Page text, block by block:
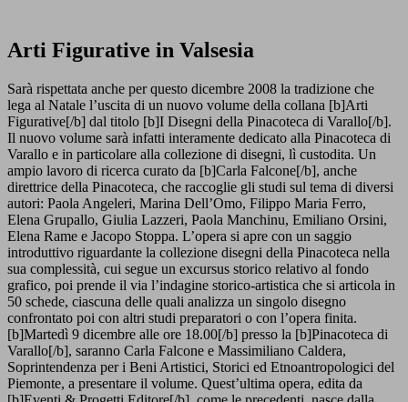
Arti Figurative in Valsesia
Sarà rispettata anche per questo dicembre 2008 la tradizione che
lega al Natale l’uscita di un nuovo volume della collana [b]Arti
Figurative[/b] dal titolo [b]I Disegni della Pinacoteca di Varallo[/b].
Il nuovo volume sarà infatti interamente dedicato alla Pinacoteca di
Varallo e in particolare alla collezione di disegni, lì custodita. Un
ampio lavoro di ricerca curato da [b]Carla Falcone[/b], anche
direttrice della Pinacoteca, che raccoglie gli studi sul tema di diversi
autori: Paola Angeleri, Marina Dell’Omo, Filippo Maria Ferro,
Elena Grupallo, Giulia Lazzeri, Paola Manchinu, Emiliano Orsini,
Elena Rame e Jacopo Stoppa. L’opera si apre con un saggio
introduttivo riguardante la collezione disegni della Pinacoteca nella
sua complessità, cui segue un excursus storico relativo al fondo
grafico, poi prende il via l’indagine storico-artistica che si articola in
50 schede, ciascuna delle quali analizza un singolo disegno
confrontato poi con altri studi preparatori o con l’opera finita.
[b]Martedì 9 dicembre alle ore 18.00[/b] presso la [b]Pinacoteca di
Varallo[/b], saranno Carla Falcone e Massimiliano Caldera,
Soprintendenza per i Beni Artistici, Storici ed Etnoantropologici del
Piemonte, a presentare il volume. Quest’ultima opera, edita da